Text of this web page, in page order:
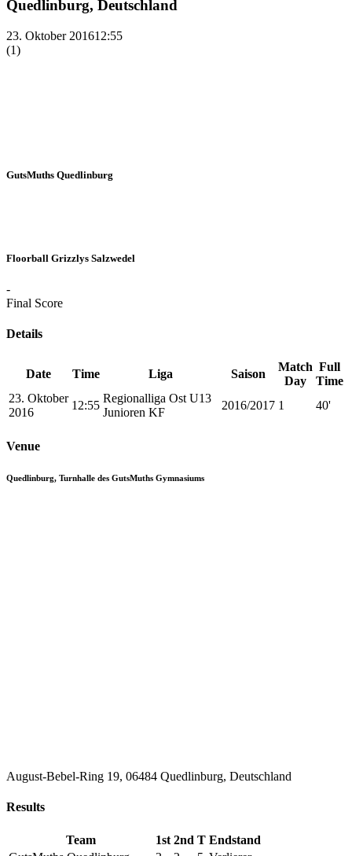
Quedlinburg, Deutschland
23. Oktober 201612:55
(1)
GutsMuths Quedlinburg
Floorball Grizzlys Salzwedel
-
Final Score
Details
Date Time Liga Saison
Match
Day
Full
Time
23. Oktober
2016
12:55
Regionalliga Ost U13
Junioren KF
2016/2017 1 40'
Venue
Quedlinburg, Turnhalle des GutsMuths Gymnasiums
August-Bebel-Ring 19, 06484 Quedlinburg, Deutschland
Results
Team 1st 2nd T Endstand